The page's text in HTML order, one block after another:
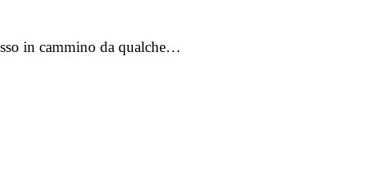
in cammino da qualche…